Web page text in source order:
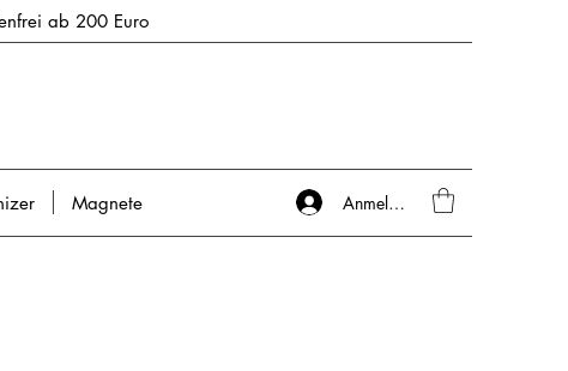
ab 200 Euro
Magnete Anmelden